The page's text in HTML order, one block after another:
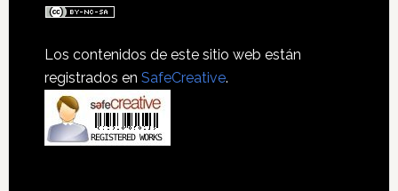
Los contenidos de este sitio web están
registrados en SafeCreative.